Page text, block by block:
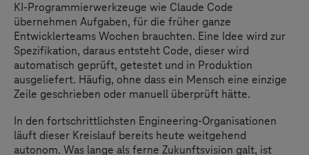
KI-Programmierwerkzeuge wie Claude Code
übernehmen Aufgaben, für die früher ganze
Entwicklerteams Wochen brauchten. Eine Idee wird zur
Spezifikation, daraus entsteht Code, dieser wird
automatisch geprüft, getestet und in Produktion
ausgeliefert. Häufig, ohne dass ein Mensch eine einzige
Zeile geschrieben oder manuell überprüft hätte.
In den fortschrittlichsten Engineering-Organisationen
läuft dieser Kreislauf bereits heute weitgehend
autonom. Was lange als ferne Zukunftsvision galt, ist